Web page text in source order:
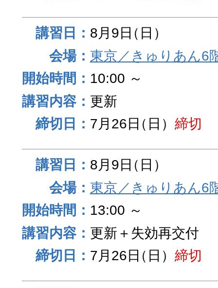
8月9日（日）
東京／きゅりあん6
10:00 ～
更新
7月26日（日） 締切
8月9日（日）
東京／きゅりあん6
13:00 ～
更新＋失効再交付
7月26日（日） 締切